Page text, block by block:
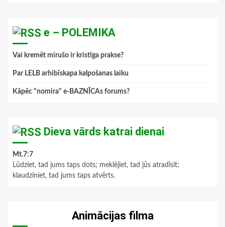
e – POLEMIKA
Vai kremēt mirušo ir kristīga prakse?
Par LELB arhibīskapa kalpošanas laiku
Kāpēc "nomira" e-BAZNĪCAs forums?
Dieva vārds katrai dienai
Mt.7:7
Lūdziet, tad jums taps dots; meklējiet, tad jūs atradīsit;
klaudziniet, tad jums taps atvērts.
Animācijas filma